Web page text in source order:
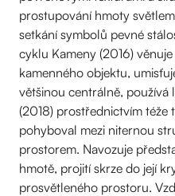
prostupování hmoty
setkání symbolů pevné
cyklu Kameny (2016)
kamenného objektu,
většinou centrálně, používá
(2018) prostřednictvím téže
pohyboval mezi niternou
prostorem. Navozuje
hmotě, projití skrze do její
prosvětleného prostoru.